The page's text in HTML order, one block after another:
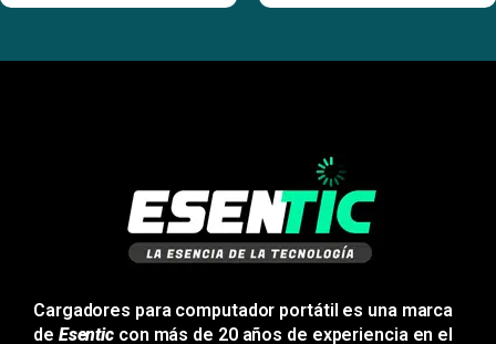
Cargadores para computador portátil es una marca
de Esentic con más de 20 años de experiencia en el